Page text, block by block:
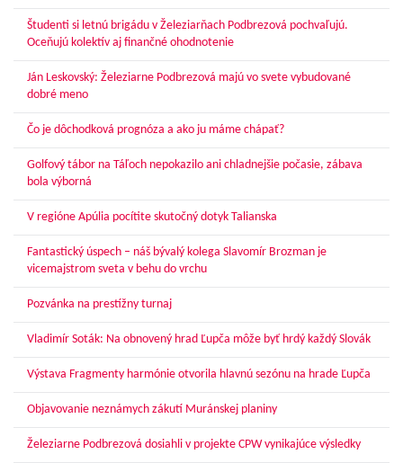
Študenti si letnú brigádu v Železiarňach Podbrezová pochvaľujú.
Oceňujú kolektív aj finančné ohodnotenie
Ján Leskovský: Železiarne Podbrezová majú vo svete vybudované
dobré meno
Čo je dôchodková prognóza a ako ju máme chápať?
Golfový tábor na Táľoch nepokazilo ani chladnejšie počasie, zábava
bola výborná
V regióne Apúlia pocítite skutočný dotyk Talianska
Fantastický úspech – náš bývalý kolega Slavomír Brozman je
vicemajstrom sveta v behu do vrchu
Pozvánka na prestížny turnaj
Vladimír Soták: Na obnovený hrad Ľupča môže byť hrdý každý Slovák
Výstava Fragmenty harmónie otvorila hlavnú sezónu na hrade Ľupča
Objavovanie neznámych zákutí Muránskej planiny
Železiarne Podbrezová dosiahli v projekte CPW vynikajúce výsledky